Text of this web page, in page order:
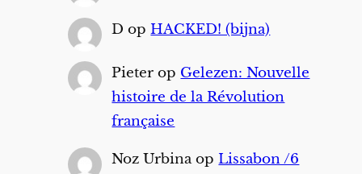
D opHACKED! (bijna)
Pieter op Gelezen: Nouvelle
histoire de la Révolution
française
Noz UrbinaopLissabon /6